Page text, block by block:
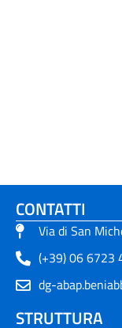
CONTATTI
Via di San
(+39) 06 6723
dg-
STRUTTURA